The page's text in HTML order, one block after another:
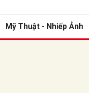
Mỹ Thuật - Nhiếp Ảnh